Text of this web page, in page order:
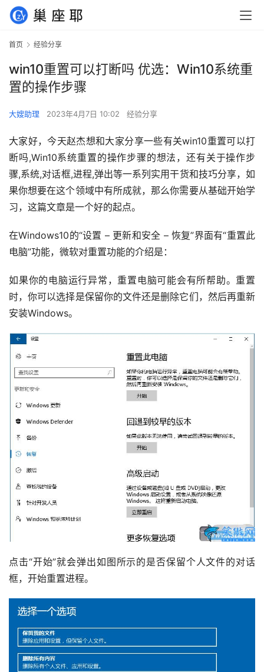
首页 经验分享
win10重置可以打断吗 优选：Win10系统重
置的操作步骤
大嫂助理 2023年4月7日 10:02 经验分享
大家好，今天赵杰想和大家分享一些有关win10重置可以打
断吗,Win10系统重置的操作步骤的想法，还有关于操作步
骤,系统,对话框,进程,弹出等一系列实用干货和技巧分享，如
果你想要在这个领域中有所成就，那么你需要从基础开始学
习，这篇文章是一个好的起点。
在Windows10的“设置 – 更新和安全 – 恢复”界面有“重置此
电脑”功能，微软对重置功能的介绍是：
如果你的电脑运行异常，重置电脑可能会有所帮助。重置
时，你可以选择是保留你的文件还是删除它们，然后再重新
安装Windows。
点击“开始”就会弹出如图所示的是否保留个人文件的对话
框，开始重置进程。